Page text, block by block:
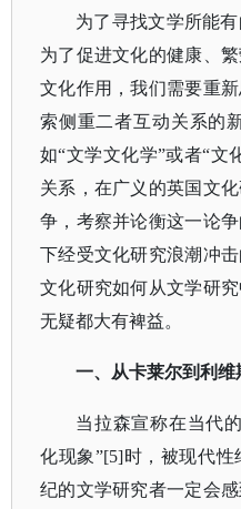
为了寻找文学所能
为了促进文化的健康、
文化作用，我们需要重
索侧重二者互动关系的
如“文学文化学”或者“文
关系，在广义的英国文
争，考察并论衡这一论
下经受文化研究浪潮冲
文化研究如何从文学研
无疑都大有裨益。
一、从卡莱尔到利
当拉森宣称在当代
化现象”[5]时，被现代
纪的文学研究者一定会